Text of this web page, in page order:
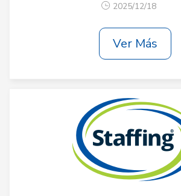
2025/12/18
Ver Más